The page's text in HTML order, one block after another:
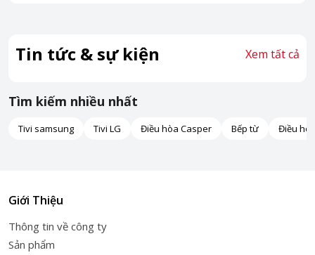
Tin tức & sự kiện Xem tất cả
Tìm kiếm nhiều nhất
Tivi samsung Tivi LG Điều hòa Casper Bếp từ Điều
Giới Thiệu
Thông tin về công ty
Sản phẩm